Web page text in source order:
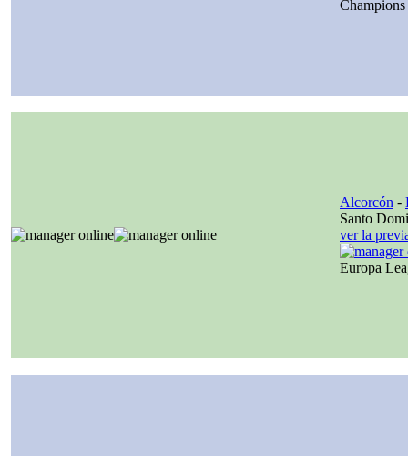
Alcorcón -
Santo
ver la
Europa